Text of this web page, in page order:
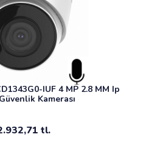
IUF 4 MP 2.8 MM Ip
Kamerası
tl.